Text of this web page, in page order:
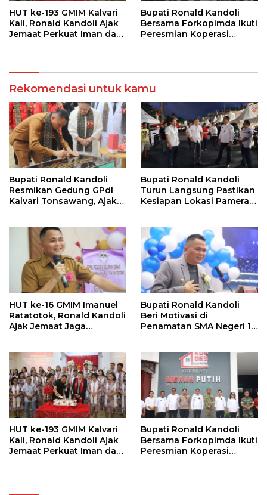
HUT ke-193 GMIM Kalvari
Kali, Ronald Kandoli Ajak
Jemaat Perkuat Iman dan
Bupati Ronald Kandoli
Bersama Forkopimda Ikuti
Peresmian Koperasi
Rekomendasi untuk kamu
Bupati Ronald Kandoli
Resmikan Gedung GPdI
Kalvari Tonsawang, Ajak
Bupati Ronald Kandoli
Turun Langsung Pastikan
Kesiapan Lokasi Pameran
HUT ke-16 GMIM Imanuel
Ratatotok, Ronald Kandoli
Ajak Jemaat Jaga
Bupati Ronald Kandoli
Beri Motivasi di
Penamatan SMA Negeri 1
HUT ke-193 GMIM Kalvari
Kali, Ronald Kandoli Ajak
Jemaat Perkuat Iman dan
Bupati Ronald Kandoli
Bersama Forkopimda Ikuti
Peresmian Koperasi